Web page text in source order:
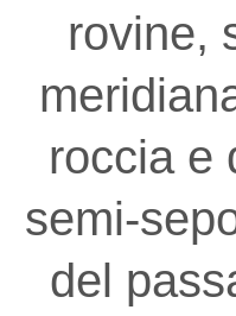
rovine,
roccia e
semi-
del